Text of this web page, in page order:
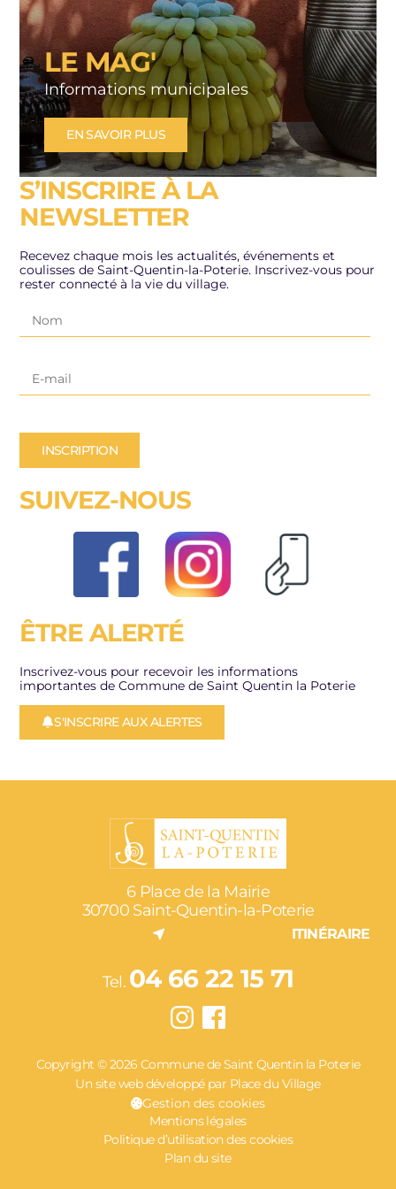
LE MAG'
Informations municipales
EN SAVOIR PLUS
S’INSCRIRE À LA
NEWSLETTER
Recevez chaque mois les actualités, événements et
coulisses de Saint-Quentin-la-Poterie. Inscrivez-vous pour
rester connecté à la vie du village.
INSCRIPTION
SUIVEZ-NOUS
ÊTRE ALERTÉ
Inscrivez-vous pour recevoir les informations
importantes de Commune de Saint Quentin la Poterie
S'INSCRIRE AUX ALERTES
6 Place de la Mairie
30700 Saint-Quentin-la-Poterie
ITINÉRAIRE
Tel. 04 66 22 15 71
Copyright © 2026 Commune de Saint Quentin la Poterie
Un site web développé par Place du Village
Gestion des cookies
Mentions légales
Politique d’utilisation des cookies
Plan du site